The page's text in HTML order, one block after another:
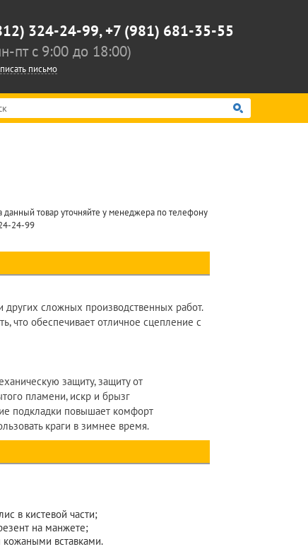
324-24-99,+7 (981) 681-35-55
пт c 9:00 до 18:00)
письмо
данный товар уточняйте у менеджера по телефону
24-99
сложных производственных работ.
что обеспечивает отличное сцепление с
защиту, защиту от
пламени, искр и брызг
подкладки повышает комфорт
краги в зимнее время.
в кистевой части;
на манжете;
вставками.